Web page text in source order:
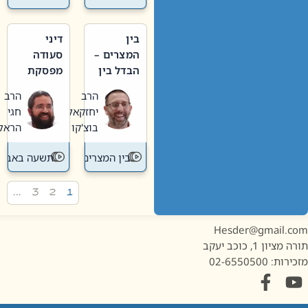
בין
המצרים –
הבדל בין
חדשה
לישנה
הרב
יחזקאל
בוצ'קו
בין המצרים
דיני
סעודה
מפסקת
תשעה
באב
הרב
חגי
הראל
תשעה באב
1, כוכב יעקב
02-6550500